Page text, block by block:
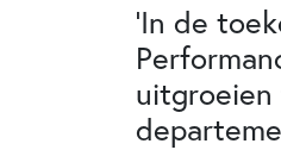
‘In de